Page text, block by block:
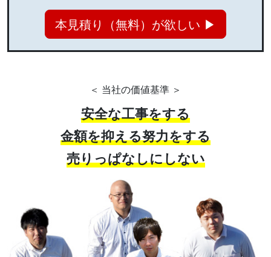
本見積り（無料）が欲しい ▶
＜ 当社の価値基準 ＞
安全な工事をする
金額を抑える努力をする
売りっぱなしにしない